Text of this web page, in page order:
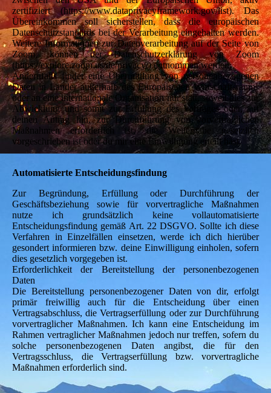
zertifiziert (https://www.dataprivacyframework.gov/list). Das
Übereinkommen soll sicherstellen, dass die europäischen
Datenschutzstandards bei der Verarbeitung eingehalten werden.
Weitere Informationen zur Datenverarbeitung auf der Seite von
Zoom, können der Datenschutzerklärung von Zoom
(https://explore.zoom.us/de/privacy/) entnommen werden.
Andernfalls findet eine Übermittlung von personenbezogenen
Daten in Länder außerhalb des Europäischen Wirtschaftsraums
oder an eine internationale Organisation nur statt, soweit dies zur
Abwicklung und somit zur Erfüllung des Vertrages oder, auf
deinen Antrag hin, zur Durchführung von vorvertraglichen
Maßnahmen erforderlich ist, die Weitergabe gesetzlich
vorgeschrieben ist oder du mir eine Einwilligung erteilt hast.
Automatisierte Entscheidungsfindung
Zur Begründung, Erfüllung oder Durchführung der
Geschäftsbeziehung sowie für vorvertragliche Maßnahmen
nutze ich grundsätzlich keine vollautomatisierte
Entscheidungsfindung gemäß Art. 22 DSGVO. Sollte ich diese
Verfahren in Einzelfällen einsetzen, werde ich dich hierüber
gesondert informieren bzw. deine Einwilligung einholen, sofern
dies gesetzlich vorgegeben ist.
Erforderlichkeit der Bereitstellung der personenbezogenen
Daten
Die Bereitstellung personenbezogener Daten von dir, erfolgt
primär freiwillig auch für die Entscheidung über einen
Vertragsabschluss, die Vertragserfüllung oder zur Durchführung
vorvertraglicher Maßnahmen. Ich kann eine Entscheidung im
Rahmen vertraglicher Maßnahmen jedoch nur treffen, sofern du
solche personenbezogenen Daten angibst, die für den
Vertragsschluss, die Vertragserfüllung bzw. vorvertragliche
Maßnahmen erforderlich sind.